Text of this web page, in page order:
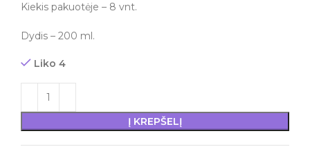
Kiekis pakuotėje – 8 vnt.
Dydis – 200 ml.
Liko 4
Į KREPŠELĮ